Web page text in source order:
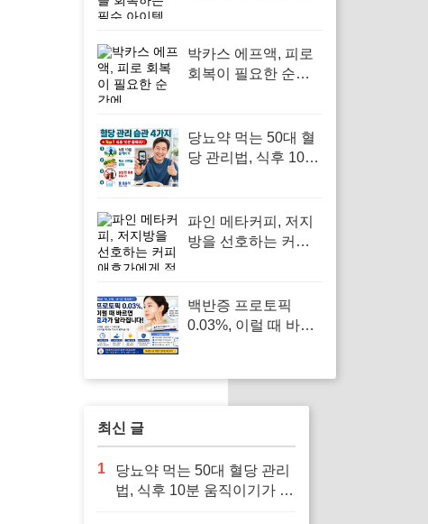
박카스 에프액, 피로
회복이 필요한 순간
당뇨약 먹는 50대 혈
당 관리법, 식후 10분
파인 메타커피, 저지
방을 선호하는 커피
백반증 프로토픽
0.03%, 이럴 때 바르
최신 글
1
당뇨약 먹는 50대 혈당 관리
법, 식후 10분 움직이기가 답